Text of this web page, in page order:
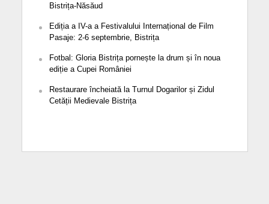
Bistrița-Năsăud
Ediția a IV-a a Festivalului Internațional de Film
Pasaje: 2-6 septembrie, Bistrița
Fotbal: Gloria Bistrița pornește la drum și în noua
ediție a Cupei României
Restaurare încheiată la Turnul Dogarilor și Zidul
Cetății Medievale Bistrița